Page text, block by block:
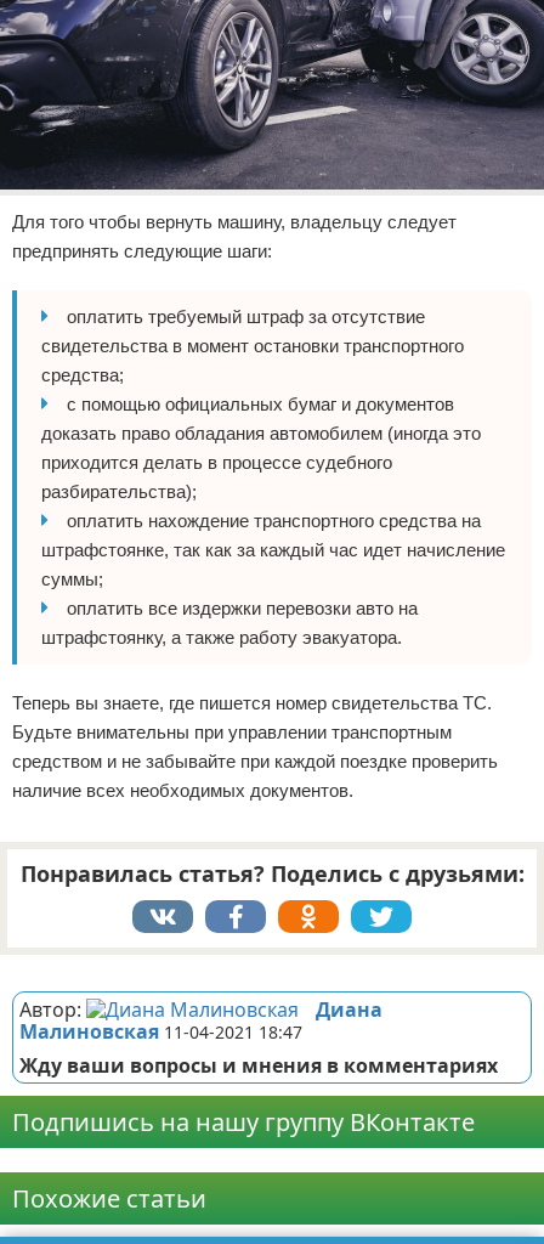
Для того чтобы вернуть машину, владельцу следует
предпринять следующие шаги:
оплатить требуемый штраф за отсутствие
свидетельства в момент остановки транспортного
средства;
с помощью официальных бумаг и документов
доказать право обладания автомобилем (иногда это
приходится делать в процессе судебного
разбирательства);
оплатить нахождение транспортного средства на
штрафстоянке, так как за каждый час идет начисление
суммы;
оплатить все издержки перевозки авто на
штрафстоянку, а также работу эвакуатора.
Теперь вы знаете, где пишется номер свидетельства ТС.
Будьте внимательны при управлении транспортным
средством и не забывайте при каждой поездке проверить
наличие всех необходимых документов.
Понравилась статья? Поделись с друзьями:
Автор:
Диана
Малиновская 11-04-2021 18:47
Жду ваши вопросы и мнения в комментариях
Подпишись на нашу группу ВКонтакте
Похожие статьи